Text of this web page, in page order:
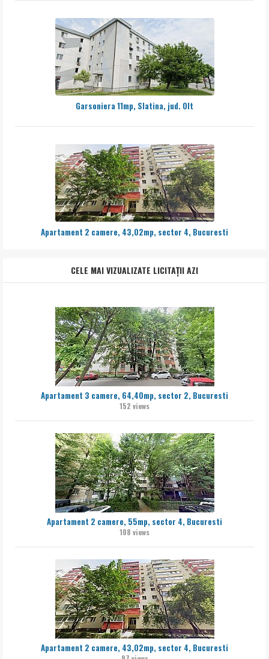
Garsoniera 11mp, Slatina, jud. Olt
Apartament 2 camere, 43,02mp, sector 4, Bucuresti
CELE MAI VIZUALIZATE LICITAȚII AZI
Apartament 3 camere, 64,40mp, sector 2, Bucuresti
152 views
Apartament 2 camere, 55mp, sector 4, Bucuresti
108 views
Apartament 2 camere, 43,02mp, sector 4, Bucuresti